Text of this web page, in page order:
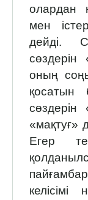
олардан
мен
дейді.
оның
қосатын
«мақтуғ»
Егер